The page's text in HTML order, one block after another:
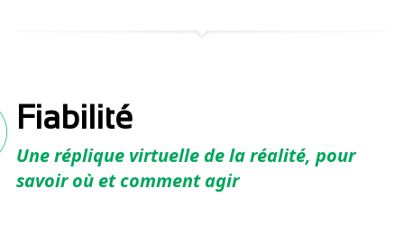
Fiabilité
Une réplique virtuelle de la réalité, pour
savoir où et comment agir